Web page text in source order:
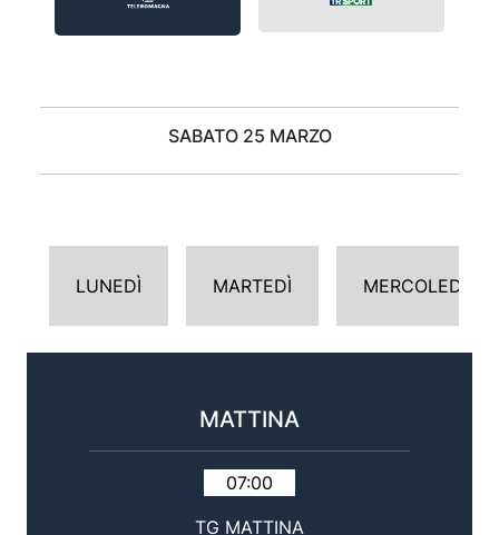
SABATO 25 MARZO
LUNEDÌ MARTEDÌ MERCOLEDÌ
MATTINA
07:00
TG MATTINA